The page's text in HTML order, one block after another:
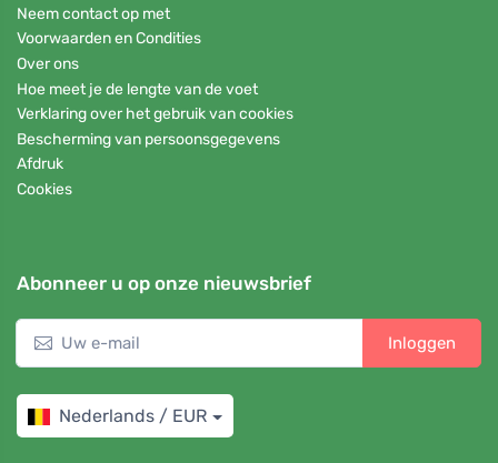
Neem contact op met
Voorwaarden en Condities
Over ons
Hoe meet je de lengte van de voet
Verklaring over het gebruik van cookies
Bescherming van persoonsgegevens
Afdruk
Cookies
Abonneer u op onze nieuwsbrief
Inloggen
Nederlands / EUR